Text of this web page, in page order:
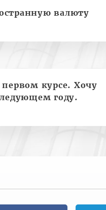
валюту
курсе. Хочу
году.